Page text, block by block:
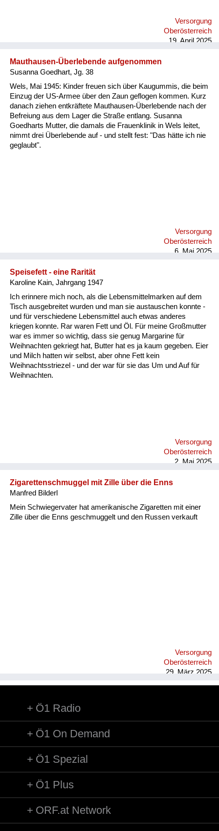
Jahrzehnte lebendig geblieben von den Einquartierten und den
dann wieder auf die Beine Gekommenen. In den 1950er
Jahren, da war ich so sieben, acht, da hat ein Mann i...
Versorgung
Oberösterreich
19. April 2025
Mauthausen-Überlebende aufgenommen
Susanna Goedhart, Jg. 38
Wels, Mai 1945: Kinder freuen sich über Kaugummis, die beim
Einzug der US-Armee über den Zaun geflogen kommen. Kurz
danach ziehen entkräftete Mauthausen-Überlebende nach der
Befreiung aus dem Lager die Straße entlang. Susanna
Goedharts Mutter, die damals die Frauenklinik in Wels leitet,
nimmt drei Überlebende auf - und stellt fest: "Das hätte ich nie
geglaubt".
Versorgung
Oberösterreich
6. Mai 2025
Speisefett - eine Rarität
Karoline Kain, Jahrgang 1947
Ich erinnere mich noch, als die Lebensmittelmarken auf dem
Tisch ausgebreitet wurden und man sie austauschen konnte -
und für verschiedene Lebensmittel auch etwas anderes
kriegen konnte. Rar waren Fett und Öl. Für meine Großmutter
war es immer so wichtig, dass sie genug Margarine für
Weihnachten gekriegt hat, Butter hat es ja kaum gegeben. Eier
und Milch hatten wir selbst, aber ohne Fett kein
Weihnachtsstriezel - und der war für sie das Um und Auf für
Weihnachten.
Versorgung
Oberösterreich
2. Mai 2025
Zigarettenschmuggel mit Zille über die Enns
Manfred Bilderl
Mein Schwiegervater hat amerikanische Zigaretten mit einer
Zille über die Enns geschmuggelt und den Russen verkauft
Versorgung
Oberösterreich
29. März 2025
Ö1 Radio
Ö1 On Demand
Ö1 Spezial
Ö1 Plus
ORF.at Network